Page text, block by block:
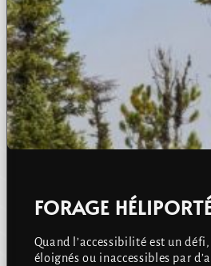
FORAGE
Quand l’accessibilité est un
éloignés ou inaccessibles par